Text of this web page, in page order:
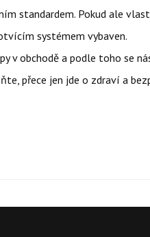
standardem. Pokud ale
systémem vybaven.
v obchodě a podle toho se
přece jen jde o zdraví a